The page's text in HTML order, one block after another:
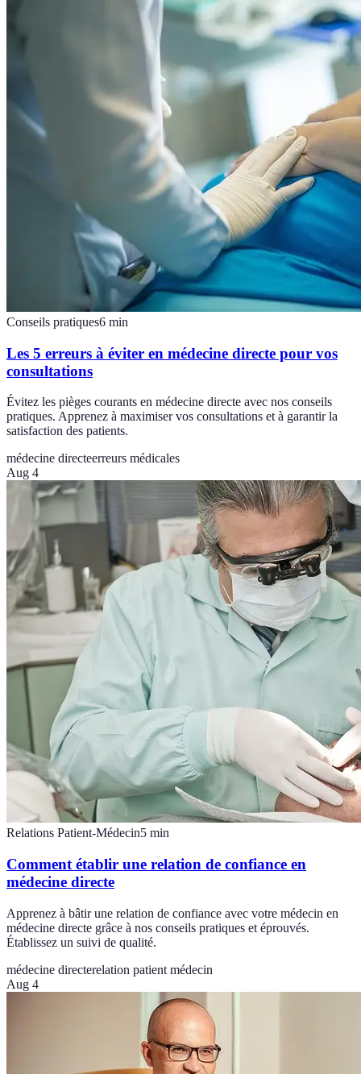
Conseils pratiques6 min
Les 5 erreurs à éviter en médecine directe pour vos
consultations
Évitez les pièges courants en médecine directe avec nos conseils
pratiques. Apprenez à maximiser vos consultations et à garantir la
satisfaction des patients.
médecine directeerreurs médicales
Aug 4
Relations Patient-Médecin5 min
Comment établir une relation de confiance en
médecine directe
Apprenez à bâtir une relation de confiance avec votre médecin en
médecine directe grâce à nos conseils pratiques et éprouvés.
Établissez un suivi de qualité.
médecine directerelation patient médecin
Aug 4